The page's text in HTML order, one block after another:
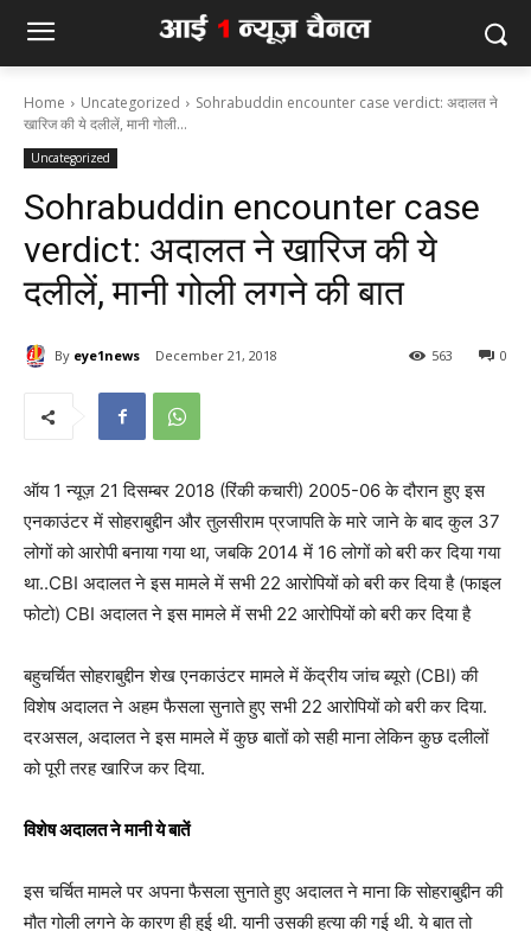
Home Uncategorized
Sohrabuddin encounter case verdict: अदालत ने
खारिज की ये दलीलें, मानी गोली...
Uncategorized
Sohrabuddin encounter case
verdict: अदालत ने खारिज की ये
दलीलें, मानी गोली लगने की बात
By eye1news December 21, 2018 0
563
ऑय 1 न्यूज़ 21 दिसम्बर 2018 (रिंकी कचारी) 2005-06 के दौरान हुए इस
एनकाउंटर में सोहराबुद्दीन और तुलसीराम प्रजापति के मारे जाने के बाद कुल 37
लोगों को आरोपी बनाया गया था, जबकि 2014 में 16 लोगों को बरी कर दिया गया
था..CBI अदालत ने इस मामले में सभी 22 आरोपियों को बरी कर दिया है (फाइल
फोटो) CBI अदालत ने इस मामले में सभी 22 आरोपियों को बरी कर दिया है
बहुचर्चित सोहराबुद्दीन शेख एनकाउंटर मामले में केंद्रीय जांच ब्यूरो (CBI) की
विशेष अदालत ने अहम फैसला सुनाते हुए सभी 22 आरोपियों को बरी कर दिया.
दरअसल, अदालत ने इस मामले में कुछ बातों को सही माना लेकिन कुछ दलीलों
को पूरी तरह खारिज कर दिया.
विशेष अदालत ने मानी ये बातें
इस चर्चित मामले पर अपना फैसला सुनाते हुए अदालत ने माना कि सोहराबुद्दीन की
मौत गोली लगने के कारण ही हुई थी. यानी उसकी हत्या की गई थी. ये बात तो